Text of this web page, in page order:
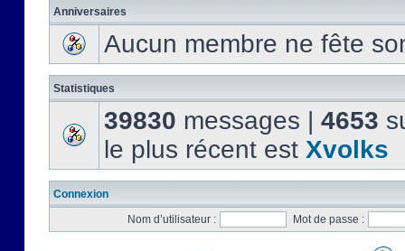
Anniversaires
Aucun membre ne fête
Statistiques
39830 messages | 4653
le plus récent est Xvolks
Connexion
Nom d’utilisateur :
Mot de passe :